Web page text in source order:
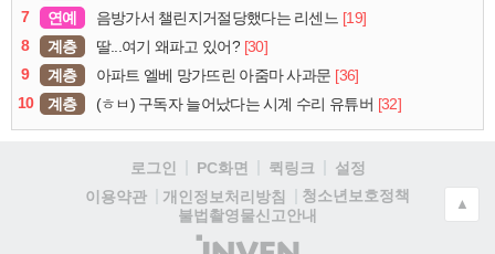
7
연예 음방가서 챌린지거절당했다는 리센느 [19]
8
계층 딸...여기 왜파고 있어? [30]
9
계층 아파트 엘베 망가뜨린 아줌마 사과문 [36]
10
계층 (ㅎㅂ) 구독자 늘어났다는 시계 수리 유튜버 [32]
로그인 PC화면 퀵링크
설정
이용약관
개인정보처리방침
청소년보호정책
불법촬영물신고안내
(주)
▲